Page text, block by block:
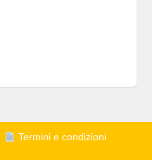
Termini e condizioni